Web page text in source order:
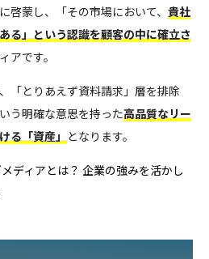
啓蒙し、「その市場において、 貴社
る」という認識を顧客の中に確立さ
アです。
「とりあえず資料請求」層を排除
う明確な意思を持った高品質なリー
る「資産」となります。
ディアとは？ 企業の強みを活かし